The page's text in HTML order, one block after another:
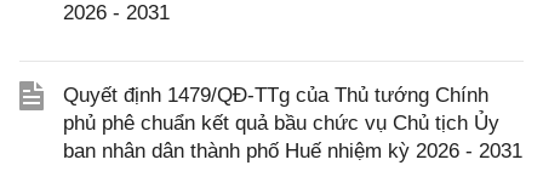
2026 - 2031
Quyết định 1479/QĐ-TTg của Thủ tướng Chính
phủ phê chuẩn kết quả bầu chức vụ Chủ tịch Ủy
ban nhân dân thành phố Huế nhiệm kỳ 2026 - 2031